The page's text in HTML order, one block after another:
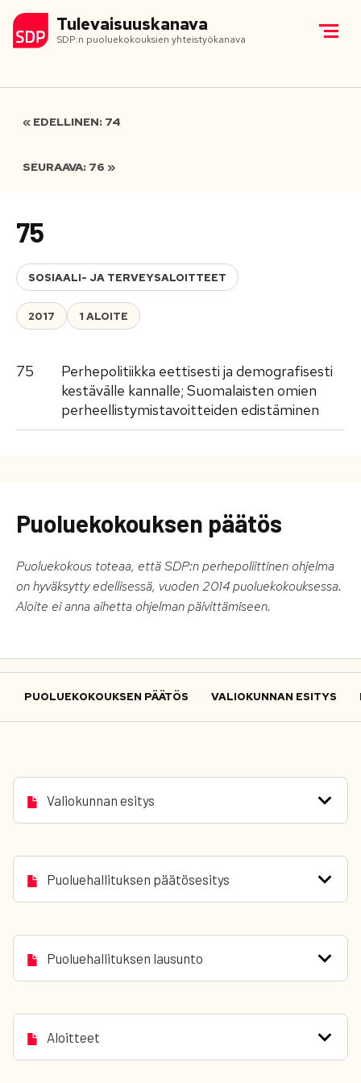
Tulevaisuuskanava
SDP:n puoluekokouksien yhteistyökanava
« EDELLINEN: 74
SEURAAVA: 76 »
75
SOSIAALI- JA TERVEYSALOITTEET
2017 1 ALOITE
75
Perhepolitiikka eettisesti ja demografisesti
kestävälle kannalle; Suomalaisten omien
perheellistymistavoitteiden edistäminen
Puoluekokouksen päätös
Puoluekokous toteaa, että SDP:n perhepoliittinen ohjelma
on hyväksytty edellisessä, vuoden 2014 puoluekokouksessa.
Aloite ei anna aihetta ohjelman päivittämiseen.
PUOLUEKOKOUKSEN PÄÄTÖS VALIOKUNNAN ESITYS
Valiokunnan esitys
Puoluehallituksen päätösesitys
Puoluehallituksen lausunto
Aloitteet